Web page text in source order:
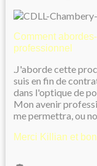
Comment
professionnel
.J'aborde cette
suis en fin de
dans l'optique de
Mon avenir
me permettra, ou
Merci Killian et